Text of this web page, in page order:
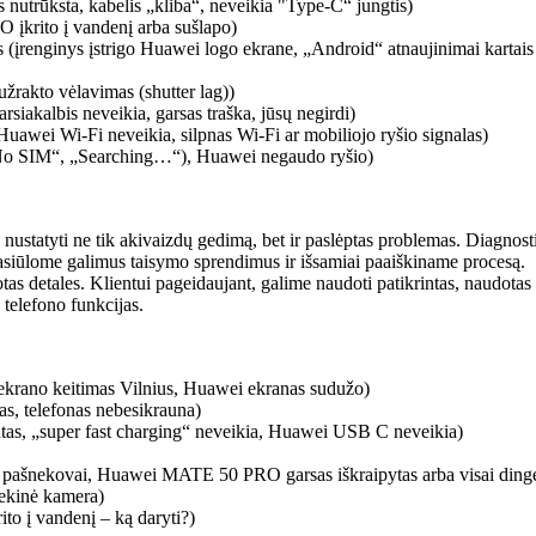
kabelis „kliba“, neveikia "Type-C“ jungtis)
įkrito į vandenį arba sušlapo)
(įrenginys įstrigo Huawei logo ekrane, „Android“ atnaujinimai
vėlavimas (shutter lag))
neveikia, garsas traška, jūsų negirdi)
Wi-Fi neveikia, silpnas Wi-Fi ar mobiliojo ryšio signalas)
SIM“, „Searching…“), Huawei negaudo ryšio)
ne tik akivaizdų gedimą, bet ir paslėptas problemas.
galimus taisymo sprendimus ir išsamiai paaiškiname procesą.
detales. Klientui pageidaujant, galime naudoti patikrintas,
funkcijas.
keitimas Vilnius, Huawei ekranas sudužo)
telefonas nebesikrauna)
„super fast charging“ neveikia, Huawei USB C neveikia)
Huawei MATE 50 PRO garsas iškraipytas arba visai
kamera)
į vandenį – ką daryti?)